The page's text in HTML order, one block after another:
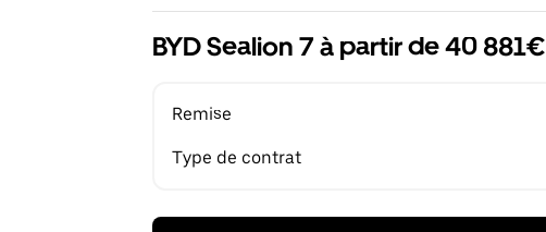
BYD Sealion 7 à partir de 40 881€
Remise
Type de contrat